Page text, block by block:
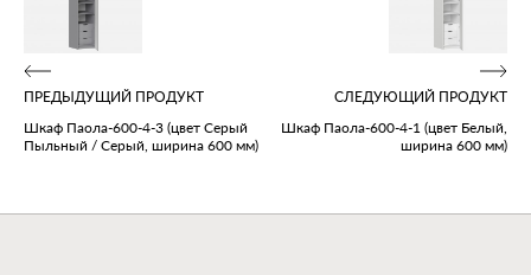
ПРЕДЫДУЩИЙ ПРОДУКТ
Шкаф Паола‑600‑4‑3 (цвет Серый
Пыльный / Серый, ширина 600 мм)
СЛЕДУЮЩИЙ ПРОДУКТ
Шкаф Паола‑600‑4‑1 (цвет Белый,
ширина 600 мм)